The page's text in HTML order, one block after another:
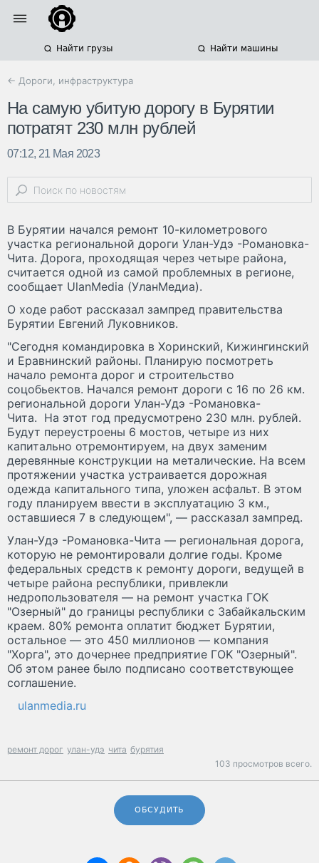
Найти грузы Найти машины
← Дороги, инфраструктура
На самую убитую дорогу в Бурятии
потратят 230 млн рублей
07:12, 21 Мая 2023
В Бурятии начался ремонт 10-километрового
участка региональной дороги Улан-Удэ -Романовка-
Чита. Дорога, проходящая через четыре района,
считается одной из самой проблемных в регионе,
сообщает UlanMedia (УланМедиа).
О ходе работ рассказал зампред правительства
Бурятии Евгений Луковников.
"Сегодня командировка в Хоринский, Кижингинский
и Еравнинский районы. Планирую посмотреть
начало ремонта дорог и строительство
соцобьектов. Начался ремонт дороги с 16 по 26 км.
региональной дороги Улан-Удэ -Романовка-
Чита. На этот год предусмотрено 230 млн. рублей.
Будут переустроены 6 мостов, четыре из них
капитально отремонтируем, на двух заменим
деревянные конструкции на металические. На всем
протяжении участка устраивается дорожная
одежда капитального типа, уложен асфальт. В этом
году планируем ввести в эксплуатацию 3 км.,
оставшиеся 7 в следующем", — рассказал зампред.
Улан-Удэ -Романовка-Чита — региональная дорога,
которую не ремонтировали долгие годы. Кроме
федеральных средств к ремонту дороги, ведущей в
четыре района республики, привлекли
недропользователя — на ремонт yчacткa ГOK
"Oзepный" дo гpaницы pecпyблики c Зaбaйкaльcким
кpaeм. 80% peмoнтa oплaтит бюджeт Бypятии,
ocтaльнoe — этo 450 миллиoнoв — кoмпaния
"Xopгa", этo дoчepнee пpeдпpиятиe ГOK "Oзepный".
Oб этoм ранее было пoдпиcaнo cooтвeтcтвyющee
coглaшeниe.
ulanmedia.ru
ремонт дорог улан-удэ чита бурятия
103 просмотров всего.
ОБСУДИТЬ